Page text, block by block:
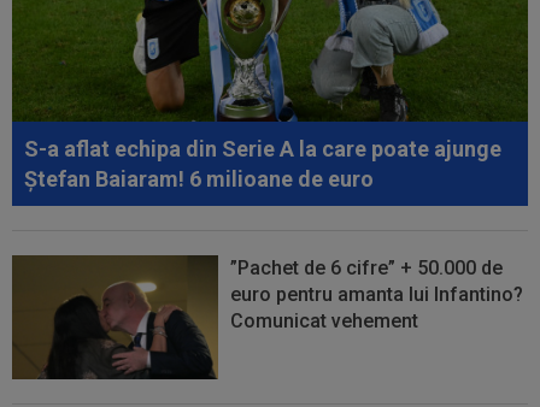
S-a aflat echipa din Serie A la care poate ajunge
Ștefan Baiaram! 6 milioane de euro
”Pachet de 6 cifre” + 50.000 de
euro pentru amanta lui Infantino?
Comunicat vehement